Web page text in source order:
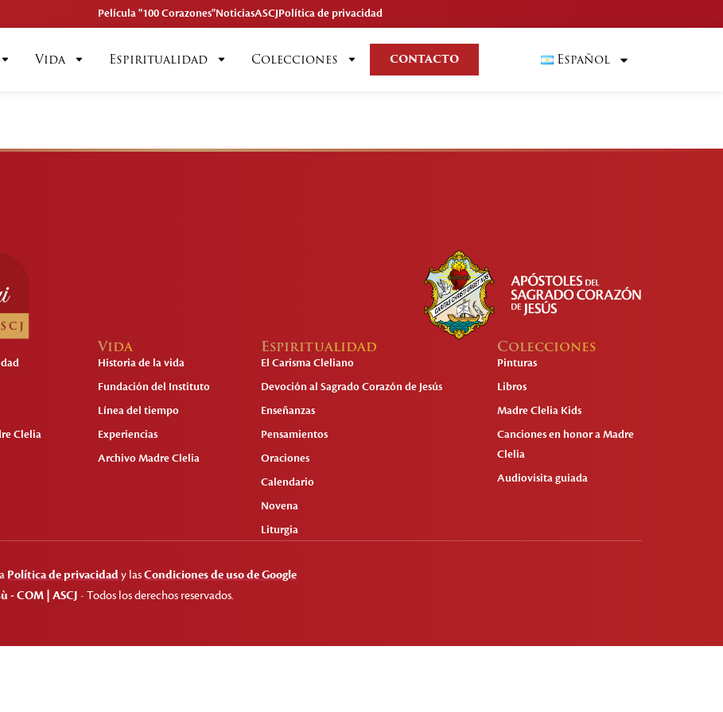
Película "100 Corazones"NoticiasASCJPolítica de privacidad
Vida Espiritualidad Colecciones CONTACTO Español
Clelia
Vida
Historia de la vida
Fundación del Instituto
Línea del tiempo
Experiencias
Archivo Madre Clelia
Espiritualidad
El Carisma Cleliano
Devoción al Sagrado Corazón de Jesús
Enseñanzas
Pensamientos
Oraciones
Calendario
Novena
Liturgia
Colecciones
Pinturas
Libros
Madre Clelia Kids
Canciones en honor a Madre
Clelia
Audiovisita guiada
Política de privacidad y lasCondiciones de uso de Google
- COM | ASCJ - Todos los derechos reservados.